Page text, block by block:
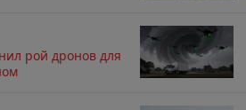
рой дронов для